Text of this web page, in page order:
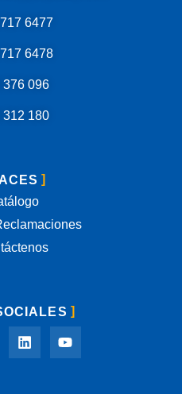
6477
6478
376 096
312 180